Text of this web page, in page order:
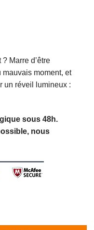
Marre d’être
moment, et
un réveil lumineux :
sous 48h.
nous
d'aube - Réveillez-